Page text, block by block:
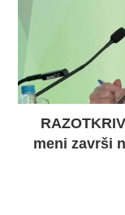
meni završi